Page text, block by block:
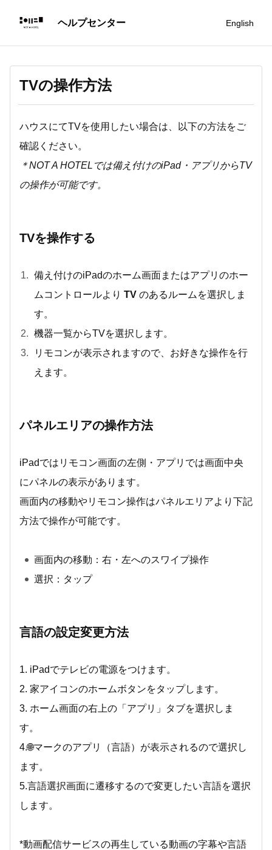
English
TVの操作方法
ハウスにてTVを使用したい場合は、以下の方法をご
確認ください。
＊NOT A HOTELでは備え付けのiPad・アプリからTV
の操作が可能です。
TVを操作する
備え付けのiPadのホーム画面またはアプリのホー
ムコントロールより TV のあるルームを選択しま
す。
機器一覧からTVを選択します。
リモコンが表示されますので、お好きな操作を行
えます。
パネルエリアの操作方法
iPadではリモコン画面の左側・アプリでは画面中央
にパネルの表示があります。
画面内の移動やリモコン操作はパネルエリアより下記
方法で操作が可能です。
画面内の移動：右・左へのスワイプ操作
選択：タップ
言語の設定変更方法
1. iPadでテレビの電源をつけます。
2. 家アイコンのホームボタンをタップします。
3. ホーム画面の右上の「アプリ」タブを選択しま
す。
4.🌐マークのアプリ（言語）が表示されるので選択し
ます。
5.言語選択画面に遷移するので変更したい言語を選択
します。
*動画配信サービスの再生している動画の字幕や言語